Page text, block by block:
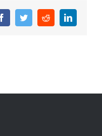
FacebookTwitterRedditLinkedIn